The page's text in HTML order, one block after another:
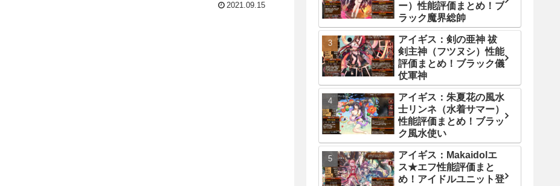
2021.09.15
ー）性能評価まとめ！ブ
ラック魔界総帥
アイギス：剣の亜神 祓
剣主神（フツヌシ）性能
評価まとめ！ブラック儀
仗軍神
アイギス：朱夏花の風水
士リンネ（水着サマー）
性能評価まとめ！ブラッ
ク風水使い
アイギス：Makaidolエ
ス★エフ性能評価まと
め！アイドルユニット登